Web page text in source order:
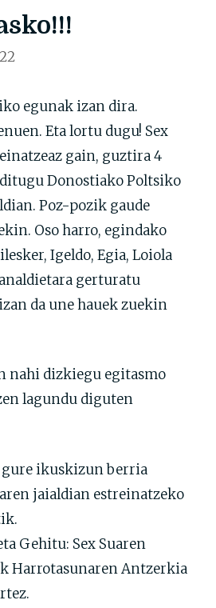
egunak izan dira.
Eta lortu dugu! Sex
gain, guztira 4
Donostiako Poltsiko
Poz-pozik gaude
Oso harro, egindako
Igeldo, Egia, Loiola
gerturatu
da une hauek zuekin
nahi dizkiegu egitasmo
lagundu diguten
ikuskizun berria
jaialdian estreinatzeko
Gehitu: Sex Suaren
Harrotasunaren Antzerkia